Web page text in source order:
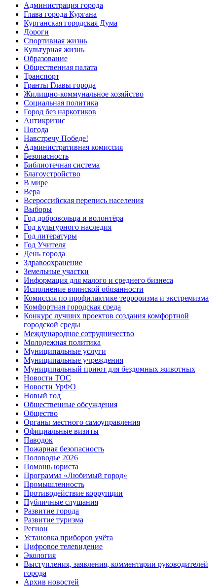
Администрация города
Глава города Кургана
Курганская городская Дума
Дороги
Спортивная жизнь
Культурная жизнь
Образование
Общественная палата
Транспорт
Гранты Главы города
Жилищно-коммунальное хозяйство
Социальная политика
Город без наркотиков
Антикризис
Погода
Навстречу Победе!
Административная комиссия
Безопасность
Библиотечная система
Благоустройство
В мире
Вера
Всероссийская перепись населения
Выборы
Год добровольца и волонтёра
Год культурного наследия
Год литературы
Год Учителя
День города
Здравоохранение
Земельные участки
Информация для малого и среднего бизнеса
Исполнение воинской обязанности
Комиссия по профилактике терроризма и экстремизма
Комфортная городская среда
Конкурс лучших проектов создания комфортной
городской среды
Международное сотрудничество
Молодежная политика
Муниципальные услуги
Муниципальные учреждения
Муниципальный приют для бездомных животных
Новости ТОС
Новости УрФО
Новый год
Общественные обсуждения
Общество
Органы местного самоуправления
Официальные визиты
Паводок
Пожарная безопасность
Половодье 2026
Помощь юриста
Программа «Любимый город»
Промышленность
Противодействие коррупции
Публичные слушания
Развитие города
Развитие туризма
Регион
Установка приборов учёта
Цифровое телевидение
Экология
Выступления, заявления, комментарии руководителей
города
Архив новостей